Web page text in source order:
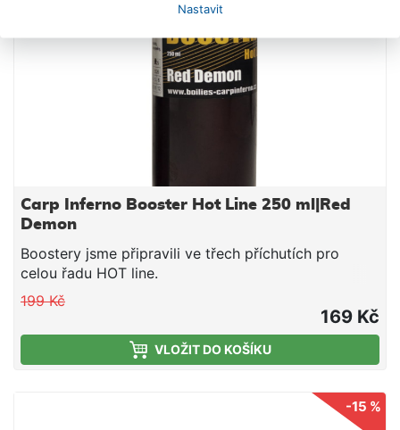
Nastavit
Carp Inferno Booster Hot Line 250 ml|Red
Demon
Boostery jsme připravili ve třech příchutích pro
celou řadu HOT line.
199 Kč
169 Kč
VLOŽIT DO KOŠÍKU
-15 %